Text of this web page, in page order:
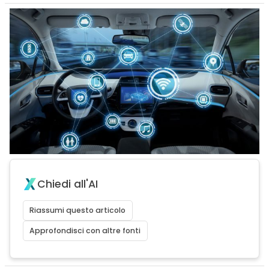
Chiedi all'AI
Riassumi questo articolo
Approfondisci con altre fonti